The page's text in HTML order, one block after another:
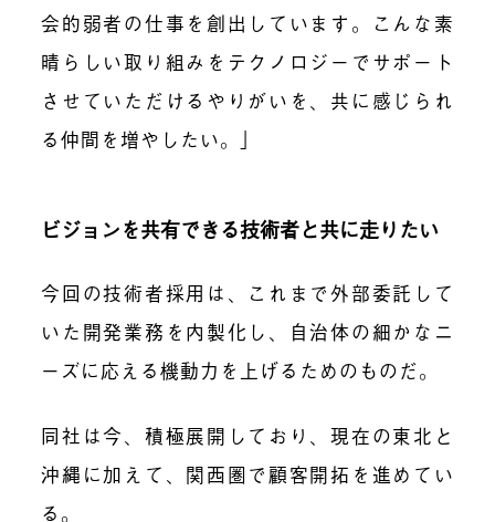
会的弱者の仕事を創出しています。こんな素
晴らしい取り組みをテクノロジーでサポート
させていただけるやりがいを、共に感じられ
る仲間を増やしたい。」
ビジョンを共有できる技術者と共に走りたい
今回の技術者採用は、これまで外部委託して
いた開発業務を内製化し、自治体の細かなニ
ーズに応える機動力を上げるためのものだ。
同社は今、積極展開しており、現在の東北と
沖縄に加えて、関西圏で顧客開拓を進めてい
る。